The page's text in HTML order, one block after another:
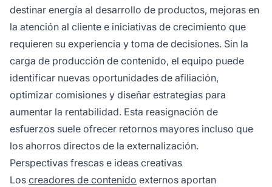
destinar energía al desarrollo de productos, mejoras en
la atención al cliente e iniciativas de crecimiento que
requieren su experiencia y toma de decisiones. Sin la
carga de producción de contenido, el equipo puede
identificar nuevas oportunidades de afiliación,
optimizar comisiones y diseñar estrategias para
aumentar la rentabilidad. Esta reasignación de
esfuerzos suele ofrecer retornos mayores incluso que
los ahorros directos de la externalización.
Perspectivas frescas e ideas creativas
Los creadores de contenido externos aportan